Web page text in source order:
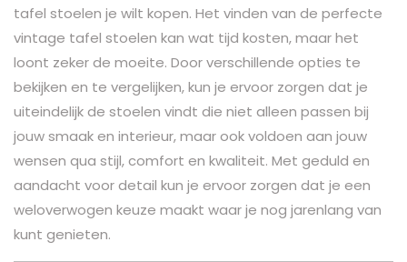
tafel stoelen je wilt kopen. Het vinden van de perfecte
vintage tafel stoelen kan wat tijd kosten, maar het
loont zeker de moeite. Door verschillende opties te
bekijken en te vergelijken, kun je ervoor zorgen dat je
uiteindelijk de stoelen vindt die niet alleen passen bij
jouw smaak en interieur, maar ook voldoen aan jouw
wensen qua stijl, comfort en kwaliteit. Met geduld en
aandacht voor detail kun je ervoor zorgen dat je een
weloverwogen keuze maakt waar je nog jarenlang van
kunt genieten.